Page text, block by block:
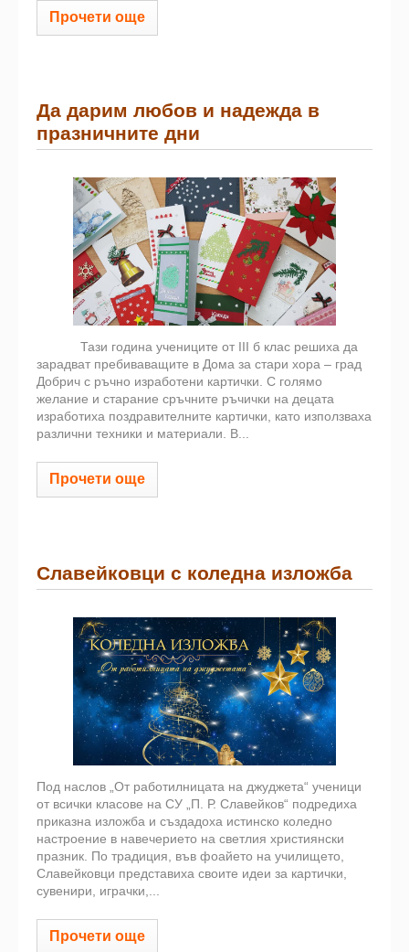
Прочети още
Да дарим любов и надежда в
празничните дни
Тази година учениците от III б клас решиха да
зарадват пребиваващите в Дома за стари хора – град
Добрич с ръчно изработени картички. С голямо
желание и старание сръчните ръчички на децата
изработиха поздравителните картички, като използваха
различни техники и материали. В...
Прочети още
Славейковци с коледна изложба
Под наслов „От работилницата на джуджета“ ученици
от всички класове на СУ „П. Р. Славейков“ подредиха
приказна изложба и създадоха истинско коледно
настроение в навечерието на светлия християнски
празник. По традиция, във фоайето на училището,
Славейковци представиха своите идеи за картички,
сувенири, играчки,...
Прочети още